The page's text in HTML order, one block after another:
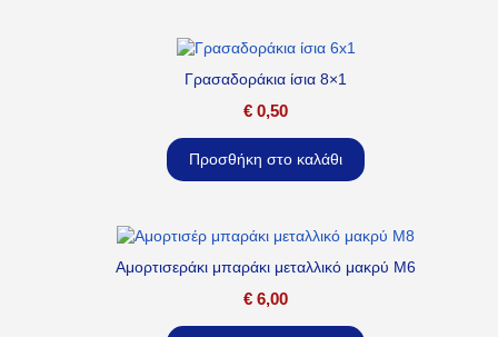
Γρασαδοράκια ίσια 8×1
€ 0,50
Προσθήκη στο καλάθι
Αμορτισεράκι μπαράκι μεταλλικό μακρύ M6
€ 6,00